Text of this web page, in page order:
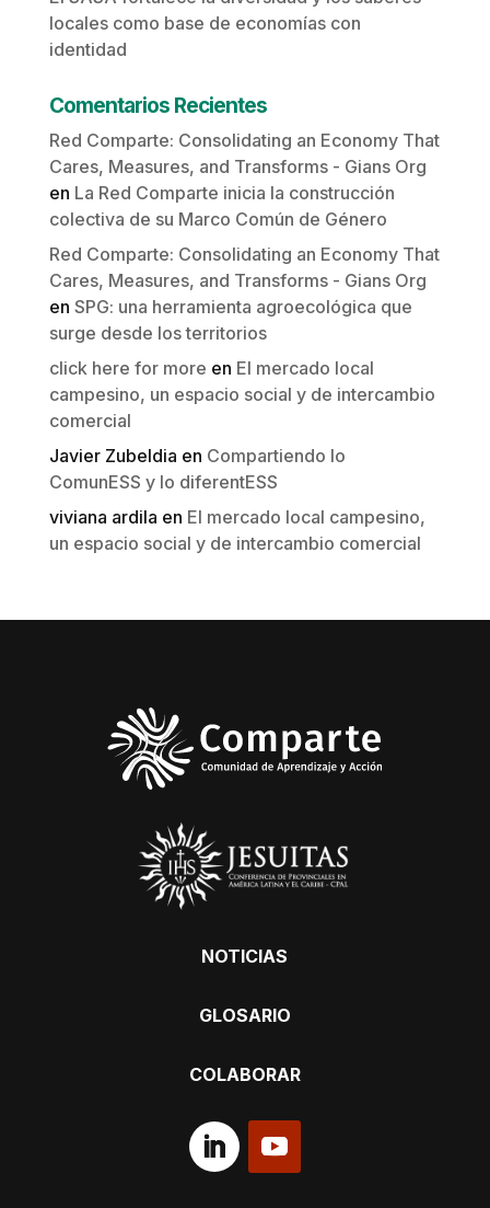
locales como base de economías con
identidad
Comentarios Recientes
Red Comparte: Consolidating an Economy That
Cares, Measures, and Transforms - Gians Org
en La Red Comparte inicia la construcción
colectiva de su Marco Común de Género
Red Comparte: Consolidating an Economy That
Cares, Measures, and Transforms - Gians Org
en SPG: una herramienta agroecológica que
surge desde los territorios
click here for more en El mercado local
campesino, un espacio social y de intercambio
comercial
Javier Zubeldia en Compartiendo lo
ComunESS y lo diferentESS
viviana ardila en El mercado local campesino,
un espacio social y de intercambio comercial
NOTICIAS
GLOSARIO
COLABORAR